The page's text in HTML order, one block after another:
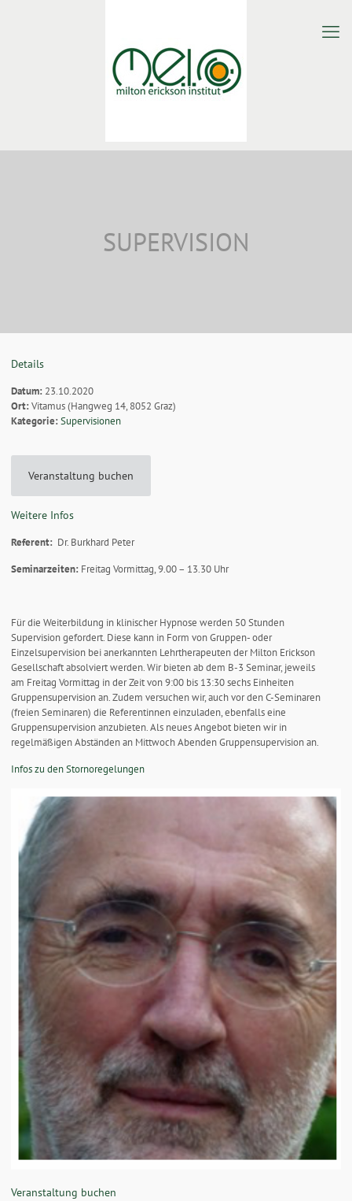
SUPERVISION
Details
Datum: 23.10.2020
Ort:Vitamus (Hangweg 14, 8052 Graz)
Kategorie:Supervisionen
Veranstaltung buchen
Weitere Infos
Referent: Dr. Burkhard Peter
Seminarzeiten: Freitag Vormittag, 9.00 – 13.30 Uhr
Für die Weiterbildung in klinischer Hypnose werden 50 Stunden
Supervision gefordert. Diese kann in Form von Gruppen- oder
Einzelsupervision bei anerkannten Lehrtherapeuten der Milton Erickson
Gesellschaft absolviert werden. Wir bieten ab dem B-3 Seminar, jeweils
am Freitag Vormittag in der Zeit von 9:00 bis 13:30 sechs Einheiten
Gruppensupervision an. Zudem versuchen wir, auch vor den C-Seminaren
(freien Seminaren) die Referentinnen einzuladen, ebenfalls eine
Gruppensupervision anzubieten. Als neues Angebot bieten wir in
regelmäßigen Abständen an Mittwoch Abenden Gruppensupervision an.
Infos zu den Stornoregelungen
Veranstaltung buchen